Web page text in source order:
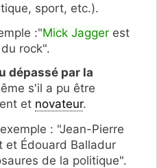
sport, etc.).
:"Mick Jagger est
rock".
dépassé par la
s'il a pu être
et novateur.
: "Jean-Pierre
et Édouard Balladur
de la politique".